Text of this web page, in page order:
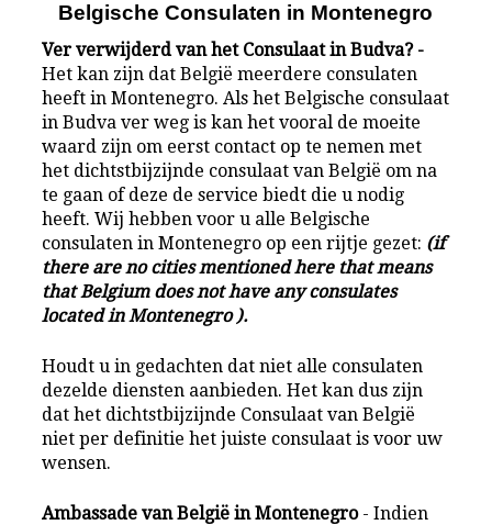
Belgische Consulaten in Montenegro
Ver verwijderd van het Consulaat in Budva? -
Het kan zijn dat België meerdere consulaten
heeft in Montenegro. Als het Belgische consulaat
in Budva ver weg is kan het vooral de moeite
waard zijn om eerst contact op te nemen met
het dichtstbijzijnde consulaat van België om na
te gaan of deze de service biedt die u nodig
heeft. Wij hebben voor u alle Belgische
consulaten in Montenegro op een rijtje gezet: (if
there are no cities mentioned here that means
that Belgium does not have any consulates
located in Montenegro ).
Houdt u in gedachten dat niet alle consulaten
dezelde diensten aanbieden. Het kan dus zijn
dat het dichtstbijzijnde Consulaat van België
niet per definitie het juiste consulaat is voor uw
wensen.
Ambassade van België in Montenegro- Indien